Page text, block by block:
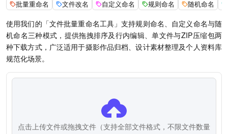
批量重命名 文件改名 自定义命名 规则命名 随机命名
使用我们的「文件批量重命名工具」支持规则命名、自定义命名与随
机命名三种模式，提供拖拽排序及行内编辑、单文件与ZIP压缩包两
种下载方式，广泛适用于摄影作品归档、设计素材整理及个人资料库
规范化场景。
点击上传文件或拖拽文件（支持全部文件格式，不限文件数量